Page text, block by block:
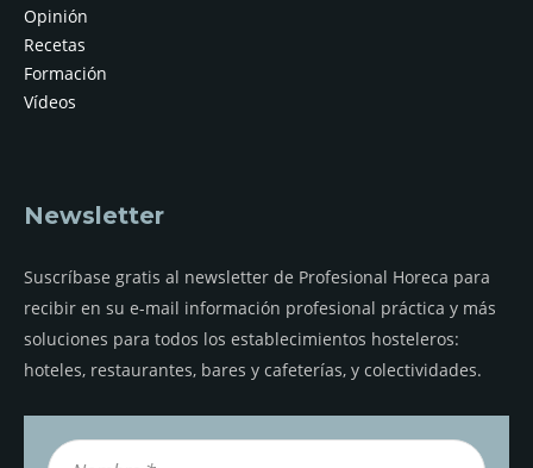
Opinión
Recetas
Formación
Vídeos
Newsletter
Suscríbase gratis al newsletter de Profesional Horeca para
recibir en su e-mail información profesional práctica y más
soluciones para todos los establecimientos hosteleros:
hoteles, restaurantes, bares y cafeterías, y colectividades.